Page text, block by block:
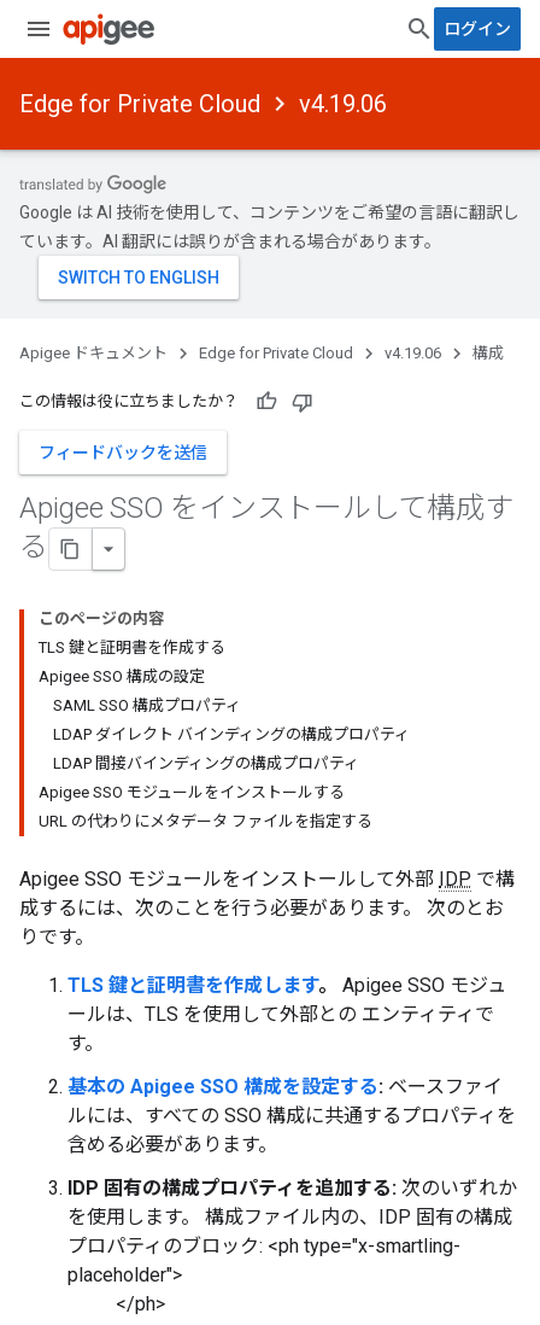
ログイン
Edge for Private Cloud v4.19.06
Google は AI 技術を使用して、コンテンツをご希望の言語に翻訳し
ています。AI 翻訳には誤りが含まれる場合があります。
Apigee ドキュメント Edge for Private Cloud v4.19.06 構成
この情報は役に立ちましたか？
フィードバックを送信
Apigee SSO をインストールして構成す
る
このページの内容
TLS 鍵と証明書を作成する
Apigee SSO 構成の設定
SAML SSO 構成プロパティ
LDAP ダイレクト バインディングの構成プロパティ
LDAP 間接バインディングの構成プロパティ
Apigee SSO モジュールをインストールする
URL の代わりにメタデータ ファイルを指定する
Apigee SSO モジュールをインストールして外部 IDP で構
成するには、次のことを行う必要があります。 次のとお
りです。
TLS 鍵と証明書を作成します。
Apigee SSO モジュ
ールは、TLS を使用して外部との エンティティで
す。
基本の Apigee SSO 構成を設定する: ベースファイ
ルには、すべての SSO 構成に共通するプロパティを
含める必要があります。
IDP 固有の構成プロパティを追加する: 次のいずれか
を使用します。 構成ファイル内の、IDP 固有の構成
プロパティのブロック: <ph type="x-smartling-
placeholder">
</ph>